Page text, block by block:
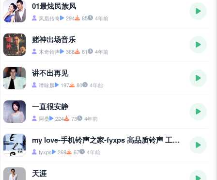
01最炫民族风
凤凰传奇 294 85 4年前
赌神出场音乐
木奇铃声 368 81 4年前
讲不出再见
谭咏麟 197 80 4年前
一直很安静
阿桑 224 73 4年前
my love-手机铃声之家-fyxps 高品质铃声 工作室
fyxps 269 67 4年前
天涯